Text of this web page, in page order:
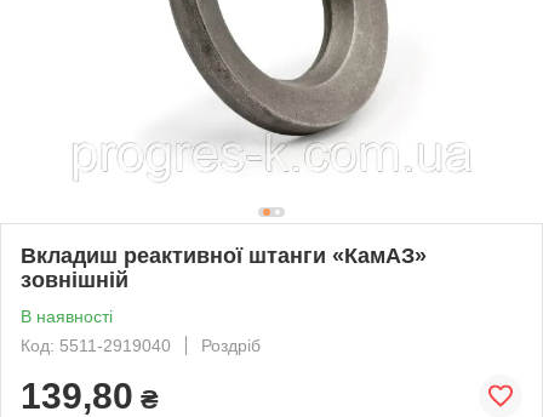
Вкладиш реактивної штанги «КамАЗ»
зовнішній
В наявності
Код: 5511-2919040
Роздріб
139,80 ₴